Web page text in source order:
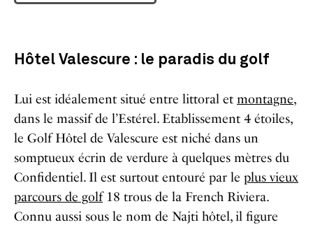
Hôtel Valescure : le paradis du golf
Lui est idéalement situé entre littoral et montagne,
dans le massif de l’Estérel. Etablissement 4 étoiles,
le Golf Hôtel de Valescure est niché dans un
somptueux écrin de verdure à quelques mètres du
Confidentiel. Il est surtout entouré par le plus vieux
parcours de golf18 trous de la French Riviera.
Connu aussi sous le nom de Najti hôtel, il figure